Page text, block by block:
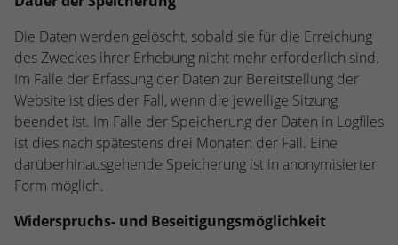
Die Daten werden gelöscht, sobald sie für die Erreichung
des Zweckes ihrer Erhebung nicht mehr erforderlich sind.
Im Falle der Erfassung der Daten zur Bereitstellung der
Website ist dies der Fall, wenn die jeweilige Sitzung
beendet ist. Im Falle der Speicherung der Daten in Logfiles
ist dies nach spätestens drei Monaten der Fall. Eine
darüberhinausgehende Speicherung ist in anonymisierter
Form möglich.
Widerspruchs- und Beseitigungsmöglichkeit